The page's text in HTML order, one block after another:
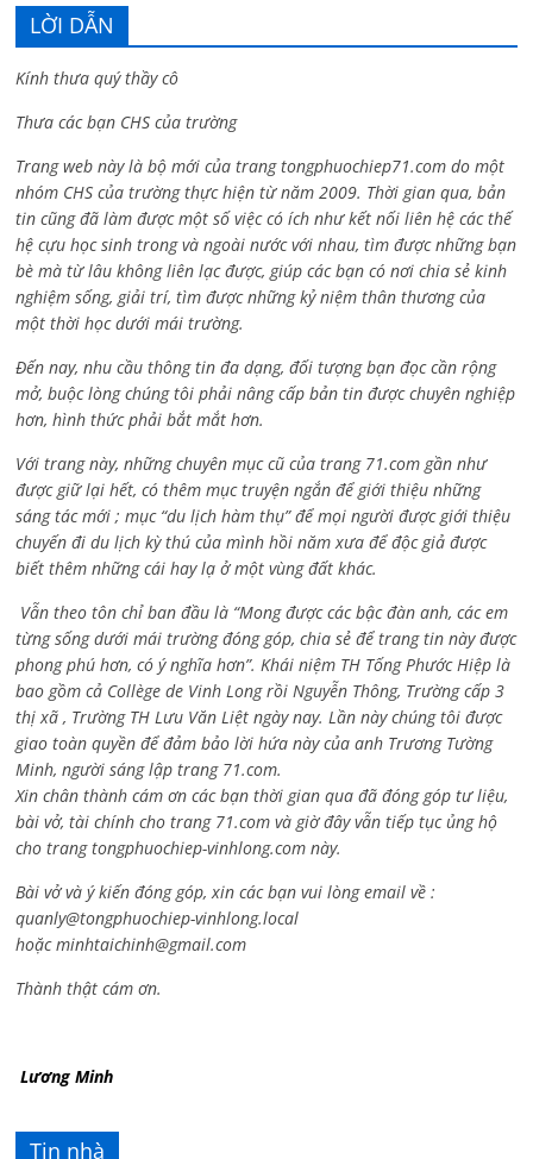
LỜI DẪN
Kính thưa quý thầy cô
Thưa các bạn CHS của trường
Trang web này là bộ mới của trang tongphuochiep71.com do một
nhóm CHS của trường thực hiện từ năm 2009. Thời gian qua, bản
tin cũng đã làm được một số việc có ích như kết nối liên hệ các thế
hệ cựu học sinh trong và ngoài nước với nhau, tìm được những bạn
bè mà từ lâu không liên lạc được, giúp các bạn có nơi chia sẻ kinh
nghiệm sống, giải trí, tìm được những kỷ niệm thân thương của
một thời học dưới mái trường.
Đến nay, nhu cầu thông tin đa dạng, đối tượng bạn đọc cần rộng
mở, buộc lòng chúng tôi phải nâng cấp bản tin được chuyên nghiệp
hơn, hình thức phải bắt mắt hơn.
Với trang này, những chuyên mục cũ của trang 71.com gần như
được giữ lại hết, có thêm mục truyện ngắn để giới thiệu những
sáng tác mới ; mục “du lịch hàm thụ” để mọi người được giới thiệu
chuyến đi du lịch kỳ thú của mình hồi năm xưa để độc giả được
biết thêm những cái hay lạ ở một vùng đất khác.
Vẫn theo tôn chỉ ban đầu là “Mong được các bậc đàn anh, các em
từng sống dưới mái trường đóng góp, chia sẻ để trang tin này được
phong phú hơn, có ý nghĩa hơn”. Khái niệm TH Tống Phước Hiệp là
bao gồm cả Collège de Vinh Long rồi Nguyễn Thông, Trường cấp 3
thị xã , Trường TH Lưu Văn Liệt ngày nay. Lần này chúng tôi được
giao toàn quyền để đảm bảo lời hứa này của anh Trương Tường
Minh, người sáng lập trang 71.com.
Xin chân thành cám ơn các bạn thời gian qua đã đóng góp tư liệu,
bài vở, tài chính cho trang 71.com và giờ đây vẫn tiếp tục ủng hộ
cho trang tongphuochiep-vinhlong.com này.
Bài vở và ý kiến đóng góp, xin các bạn vui lòng email về :
quanly@tongphuochiep-vinhlong.local
hoặcminhtaichinh@gmail.com
Thành thật cám ơn.
Lương Minh
Tin nhà